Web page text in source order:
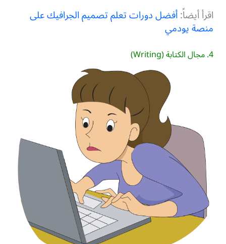
اقرأ أيضاً:أفضل دورات تعلم تصميم الجرافيك على
منصة يودمي
4. مجال الكتابة (Writing)